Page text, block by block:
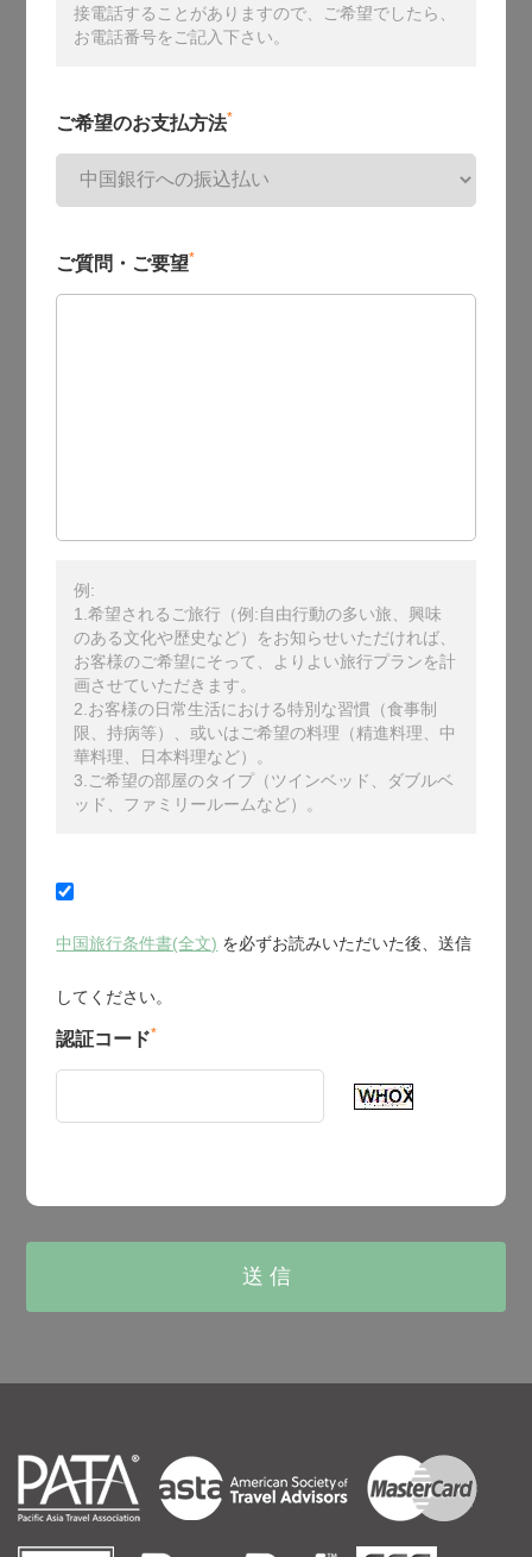
接電話することがありますので、ご希望でしたら、
お電話番号をご記入下さい。
ご希望のお支払方法*
ご質問・ご要望*
例:
1.希望されるご旅行（例:自由行動の多い旅、興味
のある文化や歴史など）をお知らせいただければ、
お客様のご希望にそって、よりよい旅行プランを計
画させていただきます。
2.お客様の日常生活における特別な習慣（食事制
限、持病等）、或いはご希望の料理（精進料理、中
華料理、日本料理など）。
3.ご希望の部屋のタイプ（ツインベッド、ダブルベ
ッド、ファミリールームなど）。
中国旅行条件書(全文) を必ずお読みいただいた後、送信
してください。
認証コード*